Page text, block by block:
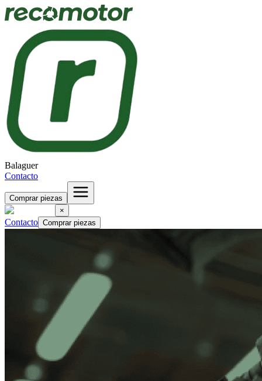
Balaguer
Contacto
Comprar piezas
×
Contacto Comprar piezas